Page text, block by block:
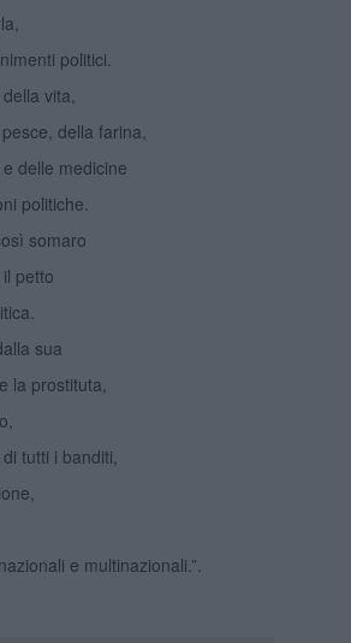
politici.
vita,
della farina,
delle medicine
politiche.
somaro
petto
sua
la prostituta,
tutti i banditi,
e multinazionali.”.